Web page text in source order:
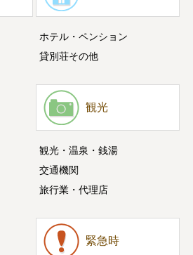
ホテル・ペンション
貸別荘その他
観光
観光・温泉・銭湯
交通機関
旅行業・代理店
緊急時